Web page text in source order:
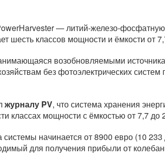
— литий-железо-
шесть классов мощности и ёмкости от
возобновляемыми
без фотоэлектрических
журналу PV, что система хранения
классах мощности с ёмкостью от 7,7 до
начинается от 8900 евро (10
для получения прибыли от